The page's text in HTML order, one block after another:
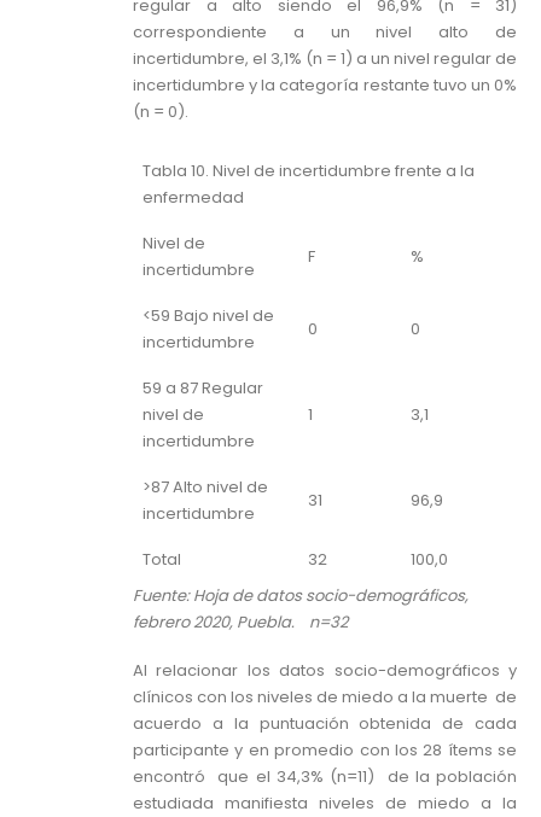
regular a alto siendo el 96,9% (n = 31)
correspondiente a un nivel alto de
incertidumbre, el 3,1% (n = 1) a un nivel regular de
incertidumbre y la categoría restante tuvo un 0%
(n = 0).
Tabla 10. Nivel de incertidumbre frente a la
enfermedad
Nivel de
incertidumbre
F %
<59 Bajo nivel de
incertidumbre
0 0
59 a 87 Regular
nivel de
incertidumbre
1 3,1
>87 Alto nivel de
incertidumbre
31 96,9
Total 32
100,0
Fuente: Hoja de datos socio-demográficos,
febrero 2020, Puebla. n=32
Al relacionar los datos socio-demográficos y
clínicos con los niveles de miedo a la muerte de
acuerdo a la puntuación obtenida de cada
participante y en promedio con los 28 ítems se
encontró que el 34,3% (n=11) de la población
estudiada manifiesta niveles de miedo a la